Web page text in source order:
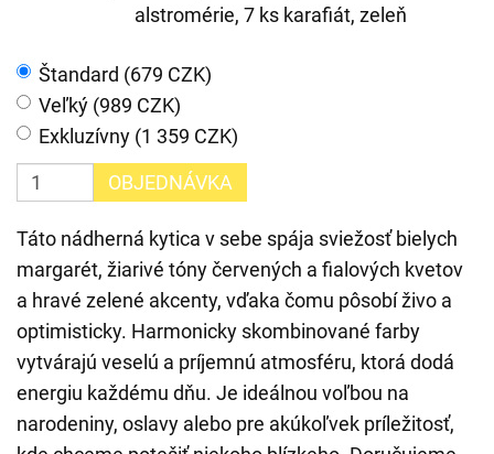
alstromérie, 7 ks karafiát, zeleň
Štandard (679 CZK)
Veľký (989 CZK)
Exkluzívny (1 359 CZK)
OBJEDNÁVKA
Táto nádherná kytica v sebe spája sviežosť bielych
margarét, žiarivé tóny červených a fialových kvetov
a hravé zelené akcenty, vďaka čomu pôsobí živo a
optimisticky. Harmonicky skombinované farby
vytvárajú veselú a príjemnú atmosféru, ktorá dodá
energiu každému dňu. Je ideálnou voľbou na
narodeniny, oslavy alebo pre akúkoľvek príležitosť,